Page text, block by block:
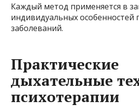
Каждый метод применяется в
индивидуальных особенностей
заболеваний.
Практические
дыхательные
психотерапии